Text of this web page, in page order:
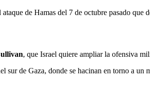
de Hamas del 7 de octubre pasado que
, que Israel quiere ampliar la ofensiva
sur de Gaza, donde se hacinan en torno a un